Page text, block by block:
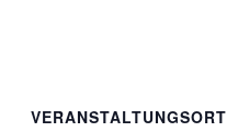
VERANSTALTUNGSORT